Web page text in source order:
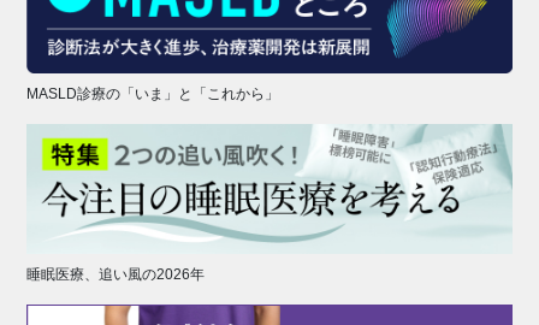
MASLD診療の「いま」と「これから」
睡眠医療、追い風の2026年